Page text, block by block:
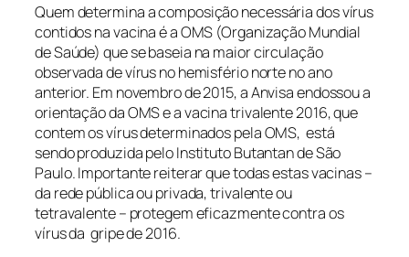
Quem determina a composição necessária dos vírus
contidos na vacina é a OMS (Organização Mundial
de Saúde) que se baseia na maior circulação
observada de vírus no hemisfério norte no ano
anterior. Em novembro de 2015, a Anvisa endossou a
orientação da OMS e a vacina trivalente 2016, que
contem os vírus determinados pela OMS, está
sendo produzida pelo Instituto Butantan de São
Paulo. Importante reiterar que todas estas vacinas –
da rede pública ou privada, trivalente ou
tetravalente – protegem eficazmente contra os
vírus da gripe de 2016.